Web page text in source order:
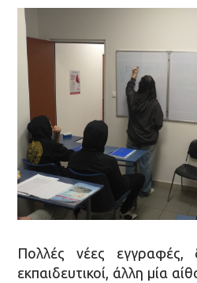
Πολλές νέες εγγραφές,
εκπαιδευτικοί, άλλη μία